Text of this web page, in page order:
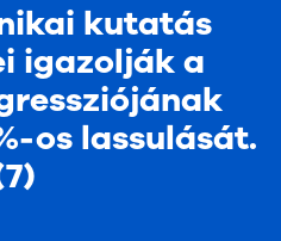
kutatás
igazolják a
os lassulását.